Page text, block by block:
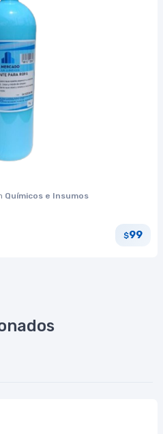
Químicos e Insumos
$99